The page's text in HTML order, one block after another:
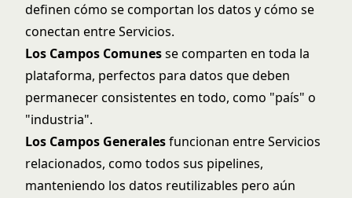
definen cómo se comportan los datos y cómo se
conectan entre Servicios.
Los Campos Comunesse comparten en toda la
plataforma, perfectos para datos que deben
permanecer consistentes en todo, como "país" o
"industria".
Los Campos Generalesfuncionan entre Servicios
relacionados, como todos sus pipelines,
manteniendo los datos reutilizables pero aún